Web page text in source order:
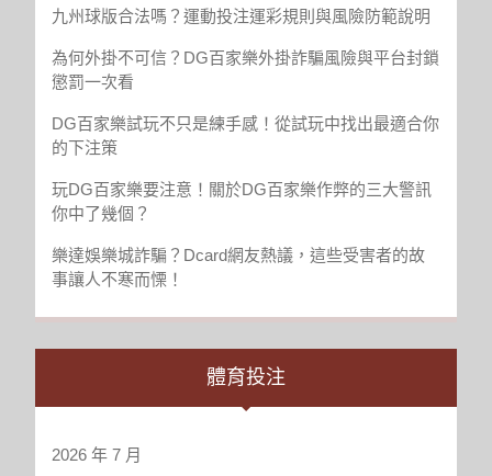
第
人
九州球版合法嗎？運動投注運彩規則與風險防範說明
為何外掛不可信？DG百家樂外掛詐騙風險與平台封鎖
懲罰一次看
DG百家樂試玩不只是練手感！從試玩中找出最適合你
的下注策
玩DG百家樂要注意！關於DG百家樂作弊的三大警訊
你中了幾個？
樂達娛樂城詐騙？Dcard網友熱議，這些受害者的故
事讓人不寒而慄！
體育投注
2026 年 7 月